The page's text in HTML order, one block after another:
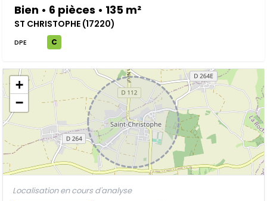
Bien • 6 pièces • 135 m²
ST CHRISTOPHE (17220)
DPE C
+
−
Localisation en cours d'analyse